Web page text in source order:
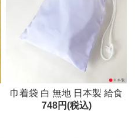
巾着袋 白 無地 日本製 給食
袋 エプロン入れ 割烹着入れ
748円(税込)